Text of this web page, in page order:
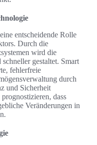
entscheidende Rolle
Durch die
wird die
gestaltet. Smart
fehlerfreie
durch
und Sicherheit
dass
Veränderungen in